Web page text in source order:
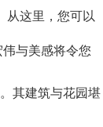
从这里，您可以
与美感将令您
其建筑与花园堪